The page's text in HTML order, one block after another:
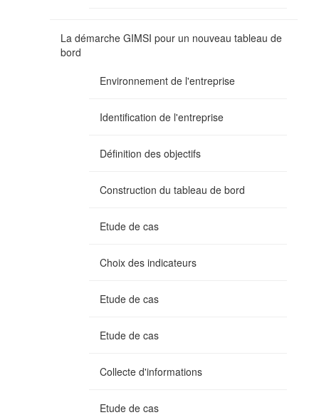
La démarche GIMSI pour un nouveau tableau de
bord
Environnement de l'entreprise
Identification de l'entreprise
Définition des objectifs
Construction du tableau de bord
Etude de cas
Choix des indicateurs
Etude de cas
Etude de cas
Collecte d'informations
Etude de cas